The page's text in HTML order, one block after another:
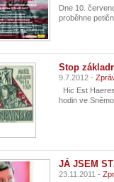
Dne 10.
proběhne
Stop
9.7.2012 -
Hic Est
hodin ve
JÁ JSEM
23.11.2011 -